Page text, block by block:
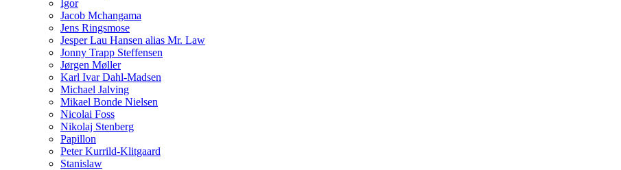
Igor
Jacob Mchangama
Jens Ringsmose
Jesper Lau Hansen alias Mr. Law
Jonny Trapp Steffensen
Jørgen Møller
Karl Ivar Dahl-Madsen
Michael Jalving
Mikael Bonde Nielsen
Nicolai Foss
Nikolaj Stenberg
Papillon
Peter Kurrild-Klitgaard
Stanislaw